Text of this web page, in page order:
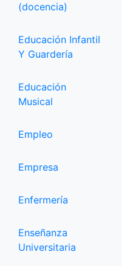
(docencia)
Educación Infantil
Y Guardería
Educación
Musical
Empleo
Empresa
Enfermería
Enseñanza
Universitaria